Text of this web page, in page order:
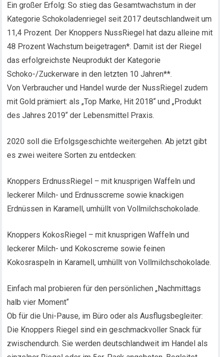
Ein großer Erfolg: So stieg das Gesamtwachstum in der
Kategorie Schokoladenriegel seit 2017 deutschlandweit um
11,4 Prozent. Der Knoppers NussRiegel hat dazu alleine mit
48 Prozent Wachstum beigetragen*. Damit ist der Riegel
das erfolgreichste Neuprodukt der Kategorie
Schoko-/Zuckerware in den letzten 10 Jahren**.
Von Verbraucher und Handel wurde der NussRiegel zudem
mit Gold prämiert: als „Top Marke, Hit 2018“ und „Produkt
des Jahres 2019“ der Lebensmittel Praxis.
2020 soll die Erfolgsgeschichte weitergehen. Ab jetzt gibt
es zwei weitere Sorten zu entdecken:
Knoppers ErdnussRiegel – mit knusprigen Waffeln und
leckerer Milch- und Erdnusscreme sowie knackigen
Erdnüssen in Karamell, umhüllt von Vollmilchschokolade.
Knoppers KokosRiegel – mit knusprigen Waffeln und
leckerer Milch- und Kokoscreme sowie feinen
Kokosraspeln in Karamell, umhüllt von Vollmilchschokolade.
Einfach mal probieren für den persönlichen „Nachmittags
halb vier Moment“
Ob für die Uni-Pause, im Büro oder als Ausflugsbegleiter:
Die Knoppers Riegel sind ein geschmackvoller Snack für
zwischendurch. Sie werden deutschlandweit im Handel als